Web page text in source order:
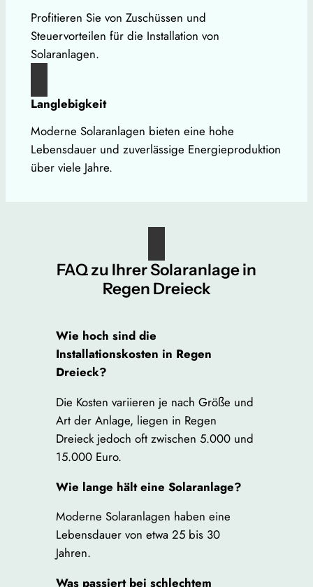
Profitieren Sie von Zuschüssen und
Steuervorteilen für die Installation von
Solaranlagen.
Langlebigkeit
Moderne Solaranlagen bieten eine hohe
Lebensdauer und zuverlässige Energieproduktion
über viele Jahre.
FAQ zu Ihrer Solaranlage in
Regen Dreieck
Wie hoch sind die
Installationskosten in Regen
Dreieck?
Die Kosten variieren je nach Größe und
Art der Anlage, liegen in Regen
Dreieck jedoch oft zwischen 5.000 und
15.000 Euro.
Wie lange hält eine Solaranlage?
Moderne Solaranlagen haben eine
Lebensdauer von etwa 25 bis 30
Jahren.
Was passiert bei schlechtem